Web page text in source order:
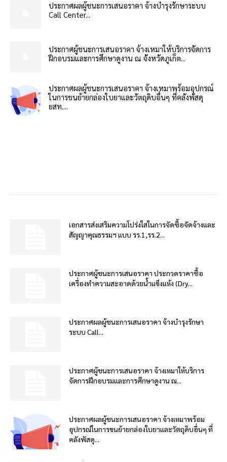
ประกาศผลผู้ชนะการเสนอราคา จ้างบำรุงรักษาระบบ
Call Center...
ประกาศผู้ชนะการเสนอราคา จ้างเหมาให้บริการจัดการ
ฝึกอบรมและการศึกษาดูงาน ณ จังหวัดภูเก็ต...
ประกาศผลผู้ชนะการเสนอราคา จ้างเหมาพร้อมอุปกรณ์
ในการขนย้ายกล่องใบยาและวัตถุดิบอื่นๆ ที่คลังพัสดุ
ยสท....
เอกสารส่งเสริมความโปร่งใสในการจัดซื้อจัดจ้างและ
สัญญาคุณธรรมฯ แบบ รร.1,รร.2...
ประกาศผู้ชนะการเสนอราคา ประกวดราคาซื้อ
เครื่องทำความสะอาดด้วยน้ำแข็งแห้ง (Dry...
ประกาศผลผู้ชนะการเสนอราคา จ้างบำรุงรักษา
ระบบ Call...
ประกาศผู้ชนะการเสนอราคา จ้างเหมาให้บริการ
จัดการฝึกอบรมและการศึกษาดูงาน ณ...
ประกาศผลผู้ชนะการเสนอราคา จ้างเหมาพร้อม
อุปกรณ์ในการขนย้ายกล่องใบยาและวัตถุดิบอื่นๆ ที่
คลังพัสดุ...